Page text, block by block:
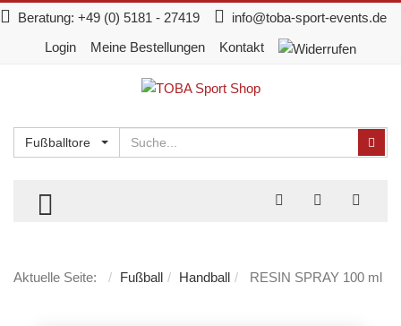
Beratung: +49 (0) 5181 - 27419
info@toba-sport-events.de
Login
Meine Bestellungen Kontakt
Fußballtore Suchen
TOGGLE MENU
Aktuelle Seite: Fußball Handball RESIN SPRAY 100 ml